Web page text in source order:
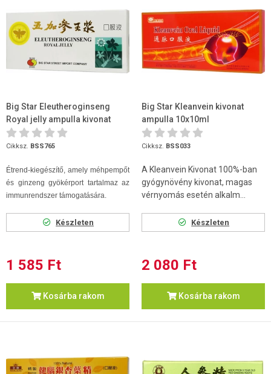
Big Star Eleutheroginseng
Royal jelly ampulla kivonat
10x10ml
Cikksz. BSS765
Étrend-kiegészítő, amely méhpempőt
és ginzeng gyökérport tartalmaz az
immunrendszer támogatására.
Készleten
1 585 Ft
Kosárba rakom
Big Star Kleanvein kivonat
ampulla 10x10ml
Cikksz. BSS033
A Kleanvein Kivonat 100%-ban
gyógynövény kivonat, magas
vérnyomás esetén alkalm...
Készleten
2 080 Ft
Kosárba rakom